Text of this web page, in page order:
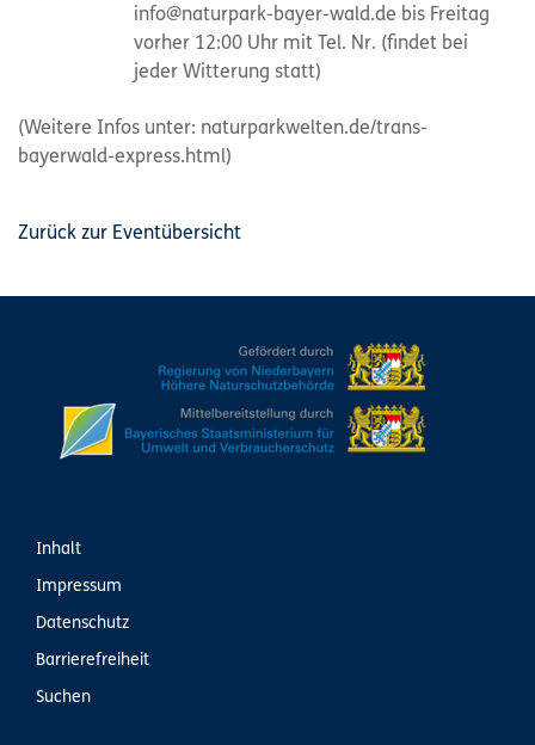
info@naturpark-bayer-wald.de bis Freitag
vorher 12:00 Uhr mit Tel. Nr. (findet bei
jeder Witterung statt)
(Weitere Infos unter: naturparkwelten.de/trans-
bayerwald-express.html)
Zurück zur Eventübersicht
Inhalt
Impressum
Datenschutz
Barrierefreiheit
Suchen